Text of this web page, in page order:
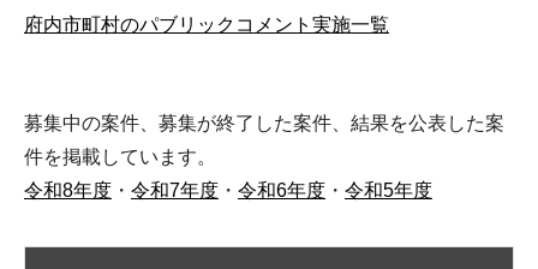
府内市町村のパブリックコメント実施一覧
募集中の案件、募集が終了した案件、結果を公表した案
件を掲載しています。
令和8年度 ・ 令和7年度 ・ 令和6年度 ・ 令和5年度